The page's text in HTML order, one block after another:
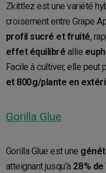
Zkittlez est une variété
croisement entre Grape
profil sucré et fruité,
effet équilibré allie
Facile à cultiver, elle peut
et 800 g/plante en
Gorilla Glue
Gorilla Glue est une
atteignant jusqu'à 28 %